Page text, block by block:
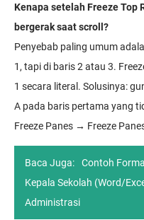
Kenapa setelah Freeze Top
bergerak saat scroll?
Penyebab paling umum
1, tapi di baris 2 atau 3.
1 secara literal. Solusinya:
A pada baris pertama yang
Freeze Panes → Freeze
Baca Juga:
Contoh
Kepala Sekolah (Word/
Administrasi